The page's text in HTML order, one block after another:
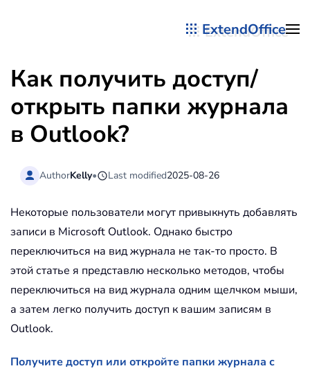
ExtendOffice
Как получить доступ/
открыть папки журнала
в Outlook?
AuthorKelly• Last modified2025-08-26
Некоторые пользователи могут привыкнуть добавлять
записи в Microsoft Outlook. Однако быстро
переключиться на вид журнала не так-то просто. В
этой статье я представлю несколько методов, чтобы
переключиться на вид журнала одним щелчком мыши,
а затем легко получить доступ к вашим записям в
Outlook.
Получите доступ или откройте папки журнала с